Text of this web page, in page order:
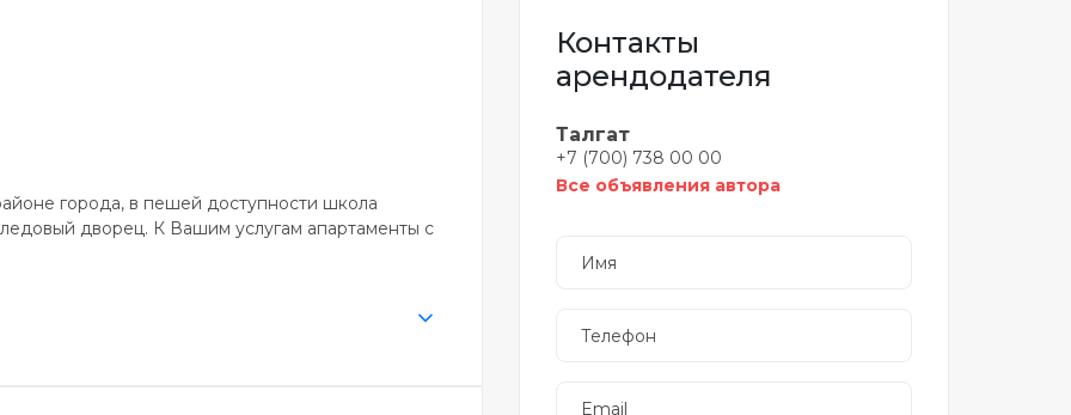
города, в пешей доступности школа
дворец. К Вашим услугам апартаменты с
Контакты
арендодателя
Талгат
+7 (700) 738 00 00
Все объявления автора